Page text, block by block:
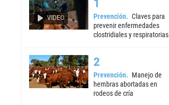
VIDEO Prevención
Claves para
prevenir enfermedades
clostridiales y respiratorias
Prevención
Manejo de
hembras abortadas en
rodeos de cría